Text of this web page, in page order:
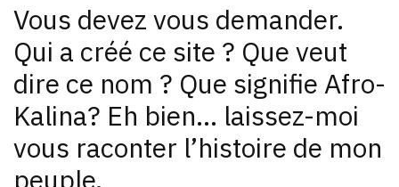
Vous devez vous demander.
Qui a créé ce site ? Que veut
dire ce nom ? Que signifie Afro-
Kalina? Eh bien… laissez-moi
vous raconter l’histoire de mon
peuple.